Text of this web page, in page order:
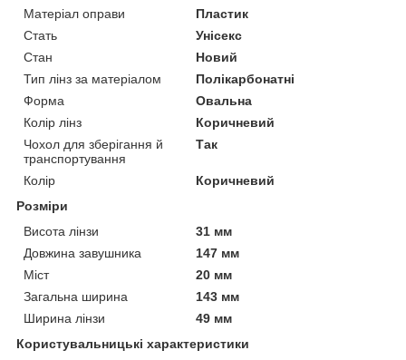
Матеріал оправи
Пластик
Стать
Унісекс
Стан
Новий
Тип лінз за матеріалом
Полікарбонатні
Форма
Овальна
Колір лінз
Коричневий
Чохол для зберігання й
транспортування
Так
Колір
Коричневий
Розміри
Висота лінзи
31 мм
Довжина завушника
147 мм
Міст
20 мм
Загальна ширина
143 мм
Ширина лінзи
49 мм
Користувальницькі характеристики